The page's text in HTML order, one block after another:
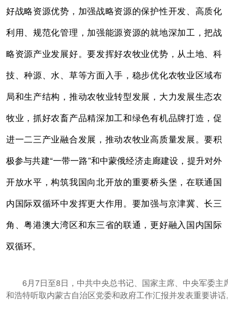
好战略资源优势，加强战略资源的保护性开发、高质化
利用、规范化管理，加强能源资源的就地深加工，把战
略资源产业发展好。要发挥好农牧业优势，从土地、科
技、种源、水、草等方面入手，稳步优化农牧业区域布
局和生产结构，推动农牧业转型发展，大力发展生态农
牧业，抓好农畜产品精深加工和绿色有机品牌打造，促
进一二三产业融合发展，推动农牧业高质量发展。要积
极参与共建“一带一路”和中蒙俄经济走廊建设，提升对外
开放水平，构筑我国向北开放的重要桥头堡，在联通国
内国际双循环中发挥更大作用。要加强与京津冀、长三
角、粤港澳大湾区和东三省的联通，更好融入国内国际
双循环。
6月7日至8日，中共中央总书记、国家主席、中央军委主
和浩特听取内蒙古自治区党委和政府工作汇报并发表重要讲话